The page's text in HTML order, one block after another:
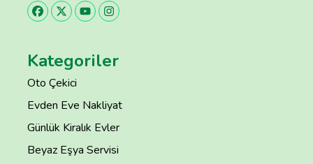
Kategoriler
Oto Çekici
Evden Eve Nakliyat
Günlük Kiralık Evler
Beyaz Eşya Servisi